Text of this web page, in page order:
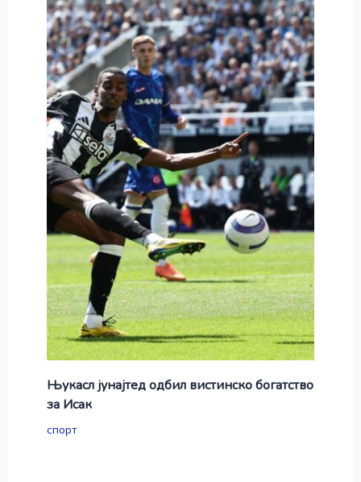
Њукасл јунајтед одбил вистинско богатство
за Исак
спорт